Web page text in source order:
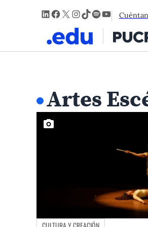
LinkedIn
Facebook
X Instagram
TikTok
Spotify
YouTube
Artes